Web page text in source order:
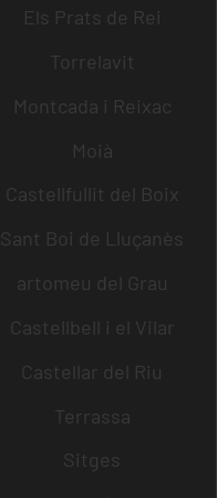
Els Prats de Rei
Torrelavit
Montcada i Reixac
Moià
Castellfullit del Boix
Sant Boi de Lluçanès
artomeu del Grau
Castellbell i el Vilar
Castellar del Riu
Terrassa
Sitges